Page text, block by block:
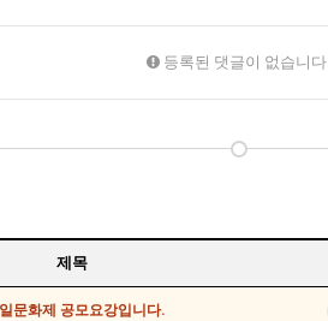
등록된 댓글이 없습니다.
제목
문화제 공모요강입니다.